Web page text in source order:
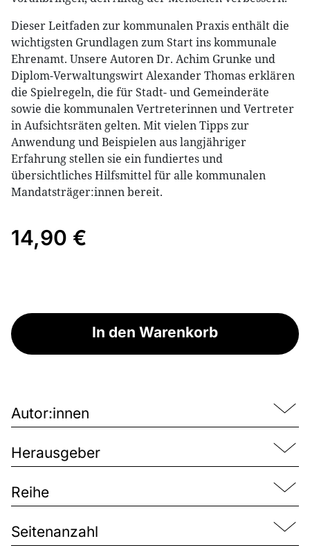
Dieser Leitfaden zur kommunalen Praxis enthält die
wichtigsten Grundlagen zum Start ins kommunale
Ehrenamt. Unsere Autoren Dr. Achim Grunke und
Diplom-Verwaltungswirt Alexander Thomas erklären
die Spielregeln, die für Stadt- und Gemeinderäte
sowie die kommunalen Vertreterinnen und Vertreter
in Aufsichtsräten gelten. Mit vielen Tipps zur
Anwendung und Beispielen aus langjähriger
Erfahrung stellen sie ein fundiertes und
übersichtliches Hilfsmittel für alle kommunalen
Mandatsträger:innen bereit.
14,90 €
In den Warenkorb
Autor:innen
Herausgeber
Reihe
Seitenanzahl